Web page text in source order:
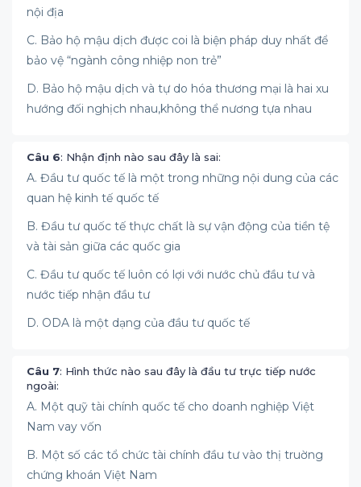
nội địa
C. Bảo hộ mậu dịch được coi là biện pháp duy nhất để
bảo vệ “ngành công nhiệp non trẻ”
D. Bảo hộ mậu dịch và tự do hóa thương mại là hai xu
hướng đối nghịch nhau,không thể nương tựa nhau
Câu 6: Nhận định nào sau đây là sai:
A. Đầu tư quốc tế là một trong những nội dung của các
quan hệ kinh tế quốc tế
B. Đầu tư quốc tế thực chất là sự vận động của tiền tệ
và tài sản giữa các quốc gia
C. Đầu tư quốc tế luôn có lợi với nước chủ đầu tư và
nước tiếp nhận đầu tư
D. ODA là một dạng của đầu tư quốc tế
Câu 7: Hình thức nào sau đây là đầu tư trực tiếp nước
ngoài:
A. Một quỹ tài chính quốc tế cho doanh nghiệp Việt
Nam vay vốn
B. Một số các tổ chức tài chính đầu tư vào thị truờng
chứng khoán Việt Nam